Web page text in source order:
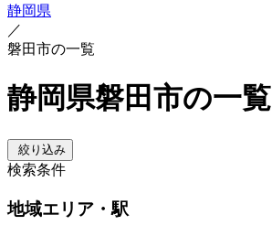
静岡県
／
磐田市の一覧
静岡県磐田市の一覧
絞り込み
検索条件
地域エリア・駅